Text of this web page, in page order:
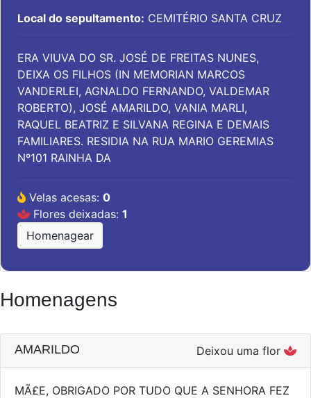
Local do sepultamento: CEMITÉRIO SANTA CRUZ
ERA VIUVA DO SR. JOSÉ DE FREITAS NUNES,
DEIXA OS FILHOS (IN MEMORIAN MARCOS
VANDERLEI, AGNALDO FERNANDO, VALDEMAR
ROBERTO), JOSÉ AMARILDO, VANIA MARLI,
RAQUEL BEATRIZ E SILVANA REGINA E DEMAIS
FAMILIARES. RESIDIA NA RUA MARIO GEREMIAS
Nº101 RAINHA DA
Velas acesas: 0
Flores deixadas: 1
Homenagear
Homenagens
AMARILDO Deixou uma flor
MÃ£E, OBRIGADO POR TUDO QUE A SENHORA FEZ